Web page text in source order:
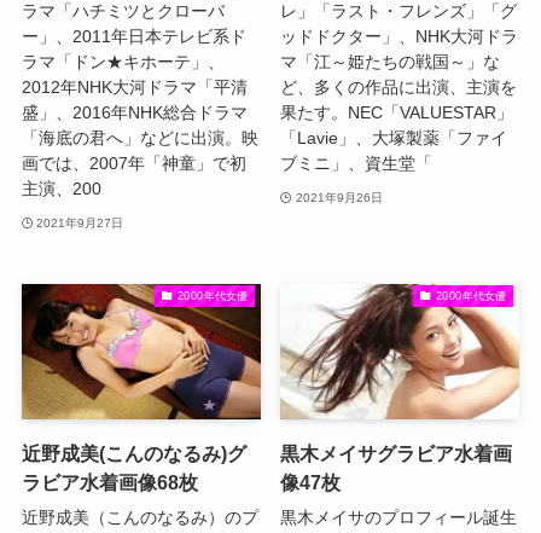
ラマ「ハチミツとクローバ
ー」、2011年日本テレビ系ド
ラマ「ドン★キホーテ」、
2012年NHK大河ドラマ「平清
盛」、2016年NHK総合ドラマ
「海底の君へ」などに出演。映
画では、2007年「神童」で初
主演、200
2021年9月27日
レ」「ラスト・フレンズ」「グ
ッドドクター」、NHK大河ドラ
マ「江～姫たちの戦国～」な
ど、多くの作品に出演、主演を
果たす。NEC「VALUESTAR」
「Lavie」、大塚製薬「ファイ
ブミニ」、資生堂「
2021年9月26日
2000年代女優
近野成美(こんのなるみ)グ
ラビア水着画像68枚
近野成美（こんのなるみ）のプ
2000年代女優
黒木メイサグラビア水着画
像47枚
黒木メイサのプロフィール誕生